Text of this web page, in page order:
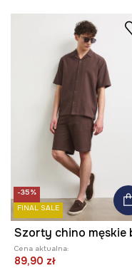
-35%
FINAL SALE
Cena aktualna:
89,90 zł